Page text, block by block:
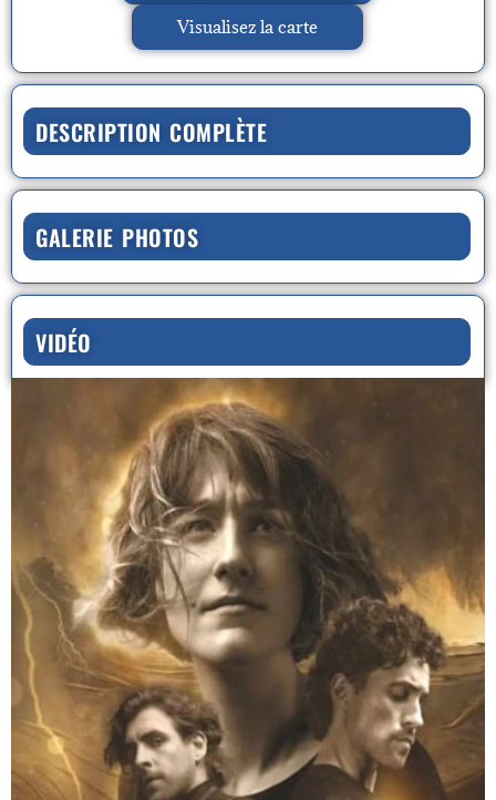
Visualisez la carte
DESCRIPTION COMPLÈTE
GALERIE PHOTOS
VIDÉO